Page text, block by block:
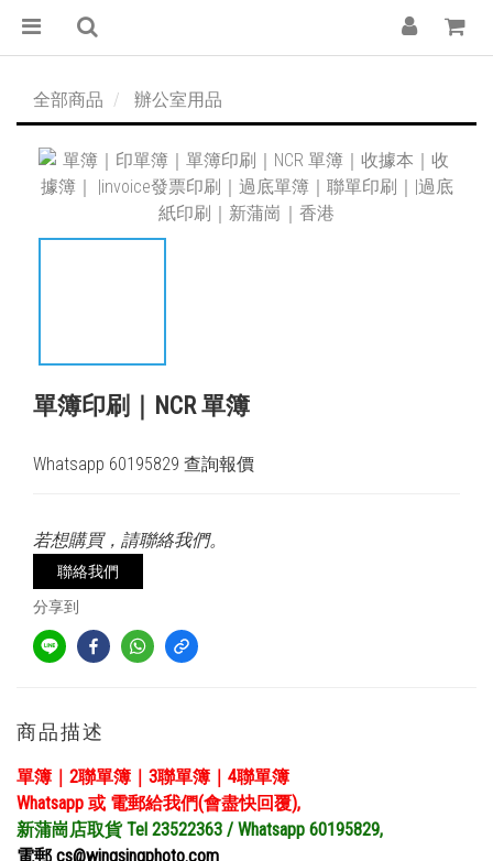
全部商品 辦公室用品
單簿印刷｜NCR 單簿
Whatsapp 60195829 查詢報價
若想購買，請聯絡我們。
聯絡我們
分享到
商品描述
單簿｜2聯單簿｜3聯單簿｜4聯單簿
Whatsapp 或 電郵給我們(會盡快回覆),
新蒲崗店取貨 Tel 23522363 / Whatsapp 60195829,
電郵 cs@wingsingphoto.com